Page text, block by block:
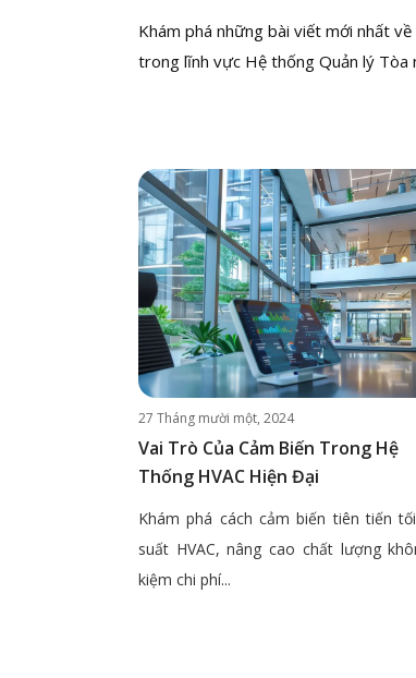
Khám phá những bài viết mới nhất
trong lĩnh vực Hệ thống Quản lý Tòa
27 Tháng mười một, 2024
Vai Trò Của Cảm Biến Trong Hệ
Thống HVAC Hiện Đại
Khám phá cách cảm biến tiên tiến
suất HVAC, nâng cao chất lượng
kiệm chi phí...